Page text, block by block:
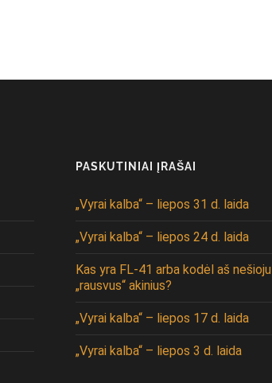
PASKUTINIAI ĮRAŠAI
„Vyrai kalba“ – liepos 31 d. laida
„Vyrai kalba“ – liepos 24 d. laida
Kas yra FL-41 arba kodėl aš nešioju
„rausvus“ akinius?
„Vyrai kalba“ – liepos 17 d. laida
„Vyrai kalba“ – liepos 3 d. laida